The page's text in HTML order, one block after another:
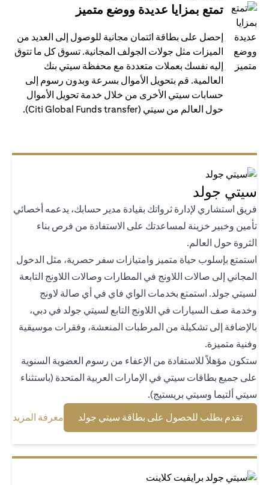
تمتع بمزايا عديدة ووضع متميز
إحصل على بطاقة ائتمان مجانية للوصول إلى العديد من
الميزات مثل جولات الجولف المجانية. تسوق كل ما تتوق
إليه نفسك بعملات متعددة مع محفظة سيتي بنك
العالمية. قم بتحويل الأموال بسرعة وبدون رسوم إلى
حسابات سيتي الأخرى من خلال خدمة تحويل الأموال
حول العالم من سيتي (Citi Global Funds transfer).
جولد
استشاري لإدارة ثرواتك بقيادة مدير حسابك، يدعمه أخصائي
وخبير خزينة لمساعدتك على الاستفادة من فرص بناء
حول العالم.
بإسلوب حياة متميز وامتيازات سفر حصرية، مثل الدخول
إلى صالات اللاونج في المطارات وصالات اللاونج التابعة
جولد. استمتع بخدمات الواي فاي في أي صالة لاونج
صف السيارات في اللاونج التابع لسيتي جولد في دبي،
إلى تشكيلة من المرطبات المنعشة، وفقرات موسيقية
متميزة.
مؤهلاً للاستفادة من الإعفاء من رسوم العضوية السنوية
جميع بطاقات سيتي في الإمارات العربية المتحدة (باستثناء
ألتيما وسيتي بريستيج).
تقدم بطلب للحصول على بطاقة سيتي جولد opens in a new tab
معرفة المزيدtab